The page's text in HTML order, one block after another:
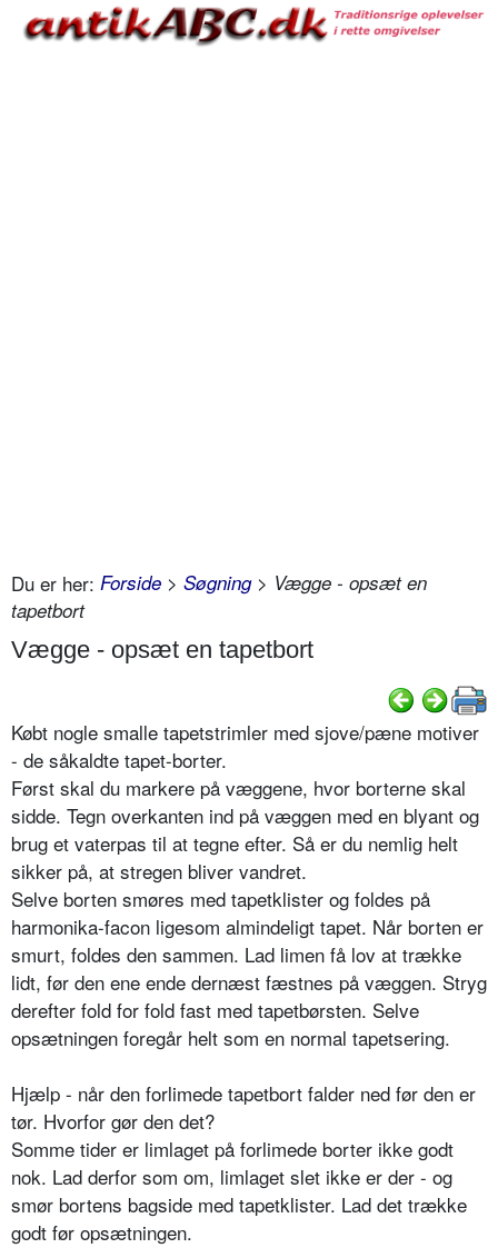
Du er her: Forside > Søgning> Vægge - opsæt en
tapetbort
Vægge - opsæt en tapetbort
Købt nogle smalle tapetstrimler med sjove/pæne motiver
- de såkaldte tapet-borter.
Først skal du markere på væggene, hvor borterne skal
sidde. Tegn overkanten ind på væggen med en blyant og
brug et vaterpas til at tegne efter. Så er du nemlig helt
sikker på, at stregen bliver vandret.
Selve borten smøres med tapetklister og foldes på
harmonika-facon ligesom almindeligt tapet. Når borten er
smurt, foldes den sammen. Lad limen få lov at trække
lidt, før den ene ende dernæst fæstnes på væggen. Stryg
derefter fold for fold fast med tapetbørsten. Selve
opsætningen foregår helt som en normal tapetsering.
Hjælp - når den forlimede tapetbort falder ned før den er
tør. Hvorfor gør den det?
Somme tider er limlaget på forlimede borter ikke godt
nok. Lad derfor som om, limlaget slet ikke er der - og
smør bortens bagside med tapetklister. Lad det trække
godt før opsætningen.